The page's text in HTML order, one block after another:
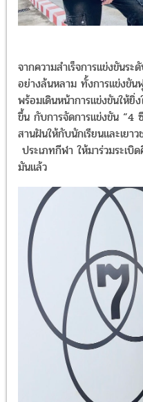
จากความสำเร็จการแข่งขัน
อย่างล้นหลาม ทั้งการแข่งขั
พร้อมเดินหน้าการแข่งขันให้
ขึ้น กับการจัดการแข่งขัน “4
สานฝันให้กับนักเรียนและเยา
ประเภทกีฬา ให้มาร่วมระเบิ
มันแล้ว